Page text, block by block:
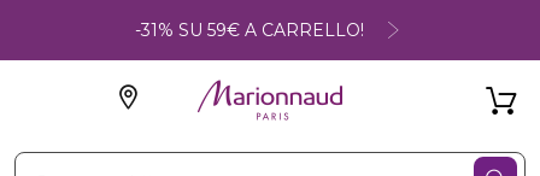
-31% SU 59€ A CARRELLO!